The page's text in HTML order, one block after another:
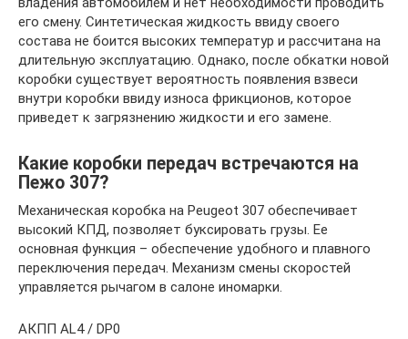
его смену. Синтетическая жидкость ввиду своего
состава не боится высоких температур и рассчитана на
длительную эксплуатацию. Однако, после обкатки новой
коробки существует вероятность появления взвеси
внутри коробки ввиду износа фрикционов, которое
приведет к загрязнению жидкости и его замене.
Какие коробки передач встречаются на
Пежо 307?
Механическая коробка на Peugeot 307 обеспечивает
высокий КПД, позволяет буксировать грузы. Ее
основная функция – обеспечение удобного и плавного
переключения передач. Механизм смены скоростей
управляется рычагом в салоне иномарки.
АКПП AL4 / DP0